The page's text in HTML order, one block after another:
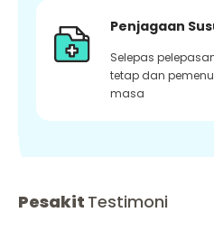
Penjagaan
Selepas
tetap dan
masa
Pesakit Testimoni